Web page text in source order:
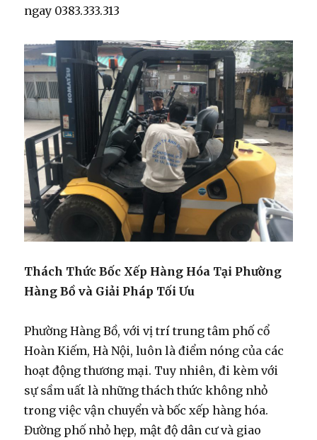
ngay 0383.333.313
Thách Thức Bốc Xếp Hàng Hóa Tại Phường
Hàng Bồ và Giải Pháp Tối Ưu
Phường Hàng Bồ, với vị trí trung tâm phố cổ
Hoàn Kiếm, Hà Nội, luôn là điểm nóng của các
hoạt động thương mại. Tuy nhiên, đi kèm với
sự sầm uất là những thách thức không nhỏ
trong việc vận chuyển và bốc xếp hàng hóa.
Đường phố nhỏ hẹp, mật độ dân cư và giao